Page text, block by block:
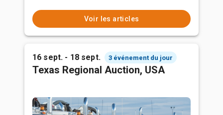
Voir les articles
16 sept. - 18 sept. 3 événement du jour
Texas Regional Auction, USA